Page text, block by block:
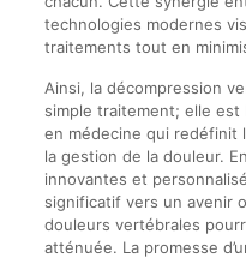
technologies modernes
traitements tout en
Ainsi, la décompression
simple traitement; elle est
en médecine qui redéfinit
la gestion de la douleur.
innovantes et
significatif vers un avenir
douleurs vertébrales
atténuée. La promesse